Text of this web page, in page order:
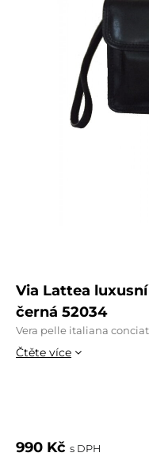
Via Lattea
černá 52034
Vera pelle italiana
Čtěte více
990 Kčs DPH